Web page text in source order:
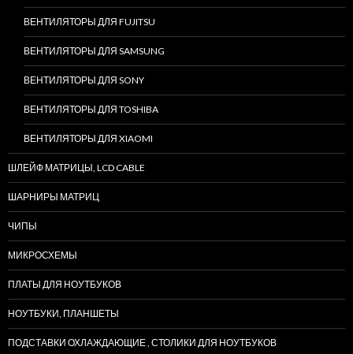
ВЕНТИЛЯТОРЫ ДЛЯ FUJITSU
ВЕНТИЛЯТОРЫ ДЛЯ SAMSUNG
ВЕНТИЛЯТОРЫ ДЛЯ SONY
ВЕНТИЛЯТОРЫ ДЛЯ TOSHIBA
ВЕНТИЛЯТОРЫ ДЛЯ XIAOMI
ШЛЕЙФ МАТРИЦЫ, LCD CABLE
ШАРНИРЫ МАТРИЦ
ЧИПЫ
МИКРОСХЕМЫ
ПЛАТЫ ДЛЯ НОУТБУКОВ
НОУТБУКИ, ПЛАНШЕТЫ
ПОДСТАВКИ ОХЛАЖДАЮЩИЕ , СТОЛИКИ ДЛЯ НОУТБУКОВ